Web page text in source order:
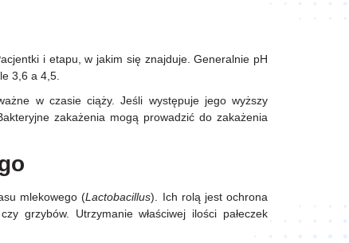
i etapu, w jakim się znajduje. Generalnie pH
3,6 a 4,5.
w czasie ciąży. Jeśli występuje jego wyższy
zakażenia mogą prowadzić do zakażenia
mlekowego (Lactobacillus). Ich rolą jest ochrona
grzybów. Utrzymanie właściwej ilości pałeczek